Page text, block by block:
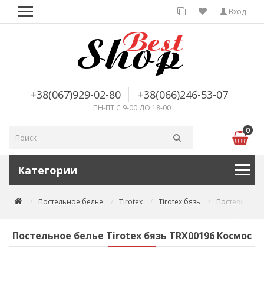
Вход
+38(067)929-02-80 +38(066)246-53-07
ПН-ПТ С 9-00 ДО 18-00
0
Категории
Постельное белье Tirotex Tirotex бязь Постельное
Постельное белье Tirotex бязь TRX00196 Космос